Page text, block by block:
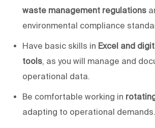
waste management regulations
environmental compliance
Have basic skills in Excel and
tools, as you will manage and
operational data.
Be comfortable working in
adapting to operational demands.